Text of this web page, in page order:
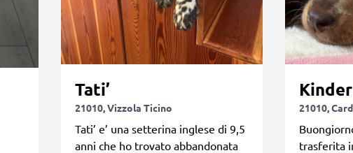
Tati’
21010, Vizzola Ticino
Tati’ e’ una setterina inglese di 9,5
anni che ho trovato abbandonata
Kinder
21010,
trasferita